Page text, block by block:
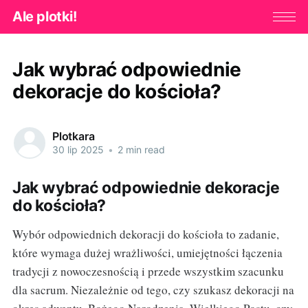
Ale plotki!
Jak wybrać odpowiednie
dekoracje do kościoła?
Plotkara
30 lip 2025 • 2 min read
Jak wybrać odpowiednie dekoracje
do kościoła?
Wybór odpowiednich dekoracji do kościoła to zadanie,
które wymaga dużej wrażliwości, umiejętności łączenia
tradycji z nowoczesnością i przede wszystkim szacunku
dla sacrum. Niezależnie od tego, czy szukasz dekoracji na